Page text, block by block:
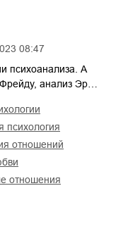
08:47
психоанализа. А
анализ Эр…
психология
отношений
отношения